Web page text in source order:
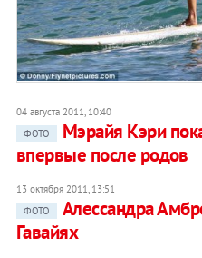
04 августа 2011, 10:40
ФОТО
Мэрайя Кэри
впервые после родов
13 октября 2011, 13:51
ФОТО
Алессандра
Гавайях